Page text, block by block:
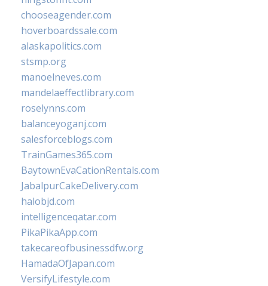
chooseagender.com
hoverboardssale.com
alaskapolitics.com
stsmp.org
manoelneves.com
mandelaeffectlibrary.com
roselynns.com
balanceyoganj.com
salesforceblogs.com
TrainGames365.com
BaytownEvaCationRentals.com
JabalpurCakeDelivery.com
halobjd.com
intelligenceqatar.com
PikaPikaApp.com
takecareofbusinessdfw.org
HamadaOfJapan.com
VersifyLifestyle.com